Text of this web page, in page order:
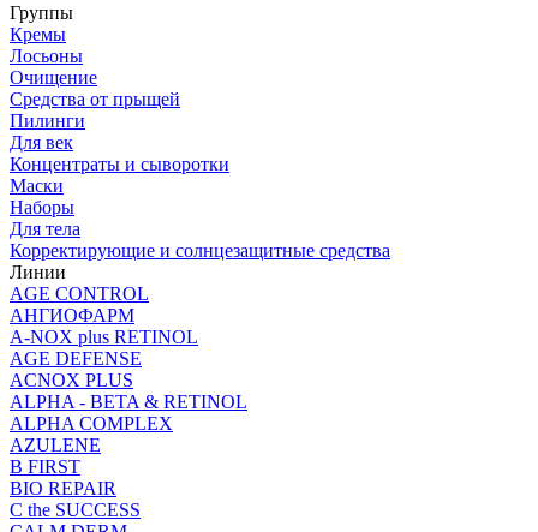
Группы
Кремы
Лосьоны
Очищение
Средства от прыщей
Пилинги
Для век
Концентраты и сыворотки
Маски
Наборы
Для тела
Корректирующие и солнцезащитные средства
Линии
AGE CONTROL
АНГИОФАРМ
A-NOX plus RETINOL
AGE DEFENSE
ACNOX PLUS
ALPHA - BETA & RETINOL
ALPHA COMPLEX
AZULENE
B FIRST
BIO REPAIR
C the SUCCESS